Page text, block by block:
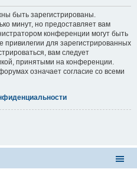
быть зарегистрированы.
минут, но предоставляет вам
конференции могут быть
для зарегистрированных
вам следует
принятыми на конференции.
означает согласие со всеми